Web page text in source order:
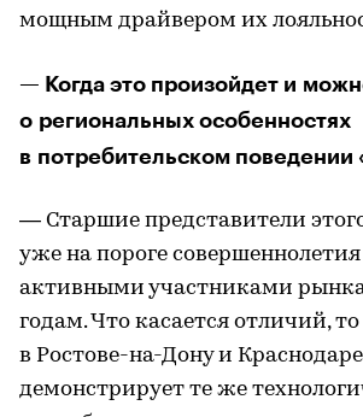
мощным драйвером их
— Когда это произойдет и
о региональных особенностях
в потребительском поведении
— Старшие представители
уже на пороге
активными участниками
годам. Что касается отличий,
в Ростове-на-Дону и Краснодаре
демонстрирует те же